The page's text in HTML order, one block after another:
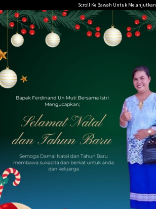
ke
konten
Scroll Ke Bawah Untuk Melanjutkan